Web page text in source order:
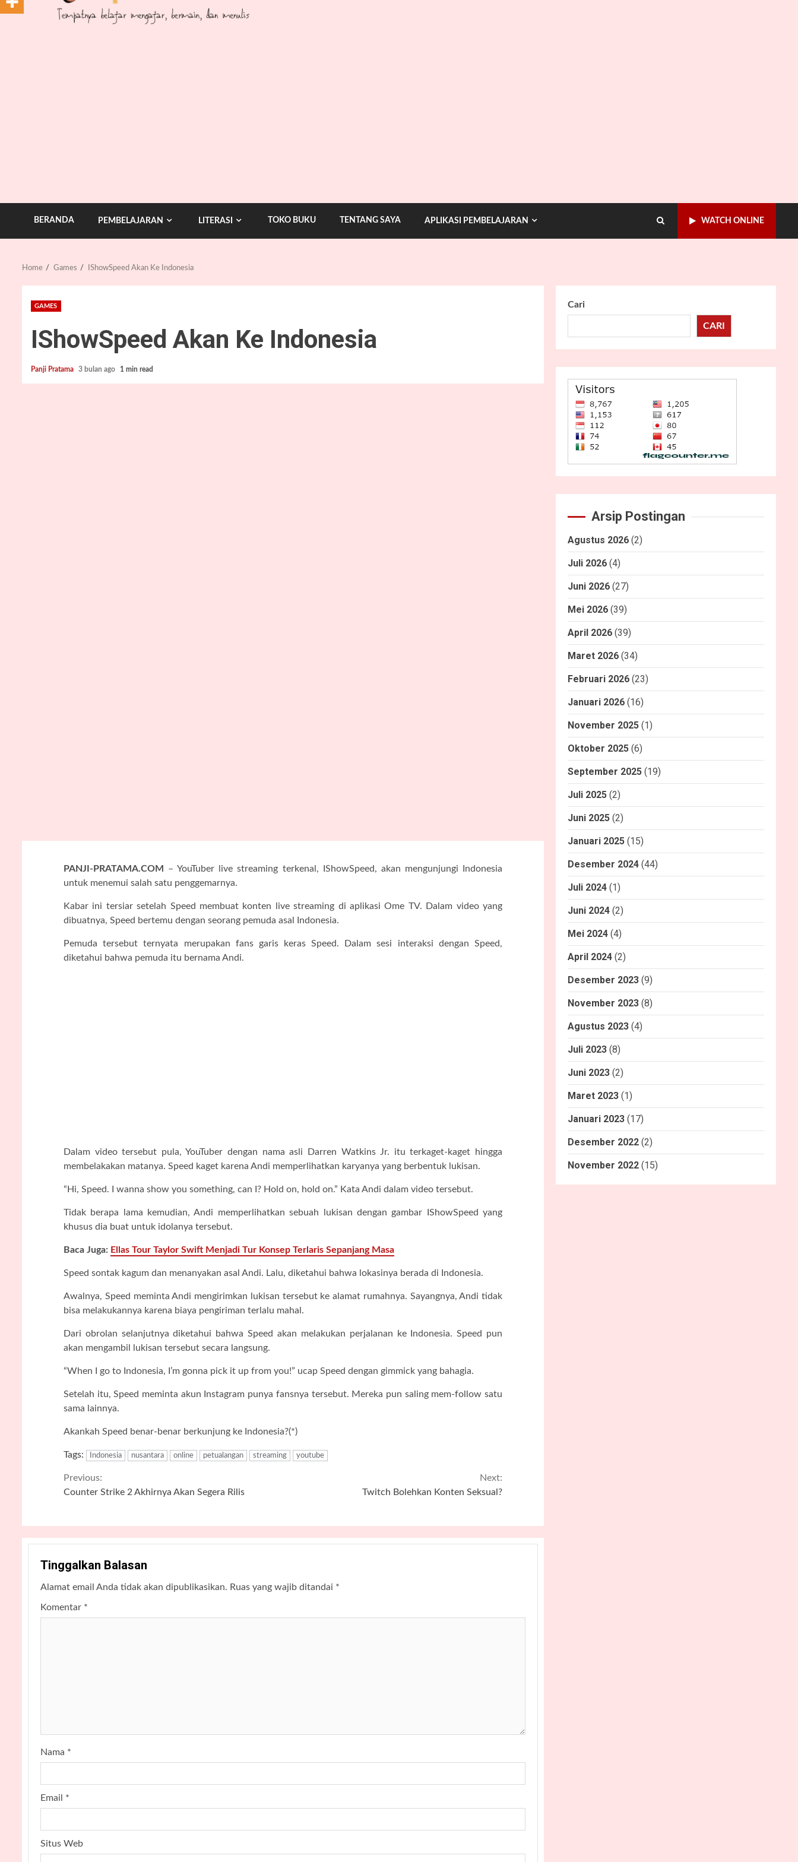
BERANDA PEMBELAJARAN LITERASI TOKO BUKU TENTANG SAYA APLIKASI PEMBELAJARAN WATCH ONLINE
Home Games IShowSpeed Akan Ke Indonesia
GAMES
IShowSpeed Akan Ke Indonesia
Panji Pratama 3 bulan ago 1 min read
PANJI-PRATAMA.COM
– YouTuber live streaming terkenal, IShowSpeed, akan mengunjungi Indonesia
untuk menemui salah satu penggemarnya.
Kabar ini tersiar setelah Speed membuat konten live streaming di aplikasi Ome TV. Dalam video yang
dibuatnya, Speed bertemu dengan seorang pemuda asal Indonesia.
Pemuda tersebut ternyata merupakan fans garis keras Speed. Dalam sesi interaksi dengan Speed,
diketahui bahwa pemuda itu bernama Andi.
Dalam video tersebut pula, YouTuber dengan nama asli Darren Watkins Jr. itu terkaget-kaget hingga
membelakakan matanya. Speed kaget karena Andi memperlihatkan karyanya yang berbentuk lukisan.
“Hi, Speed. I wanna show you something, can I? Hold on, hold on.” Kata Andi dalam video tersebut.
Tidak berapa lama kemudian, Andi memperlihatkan sebuah lukisan dengan gambar IShowSpeed yang
khusus dia buat untuk idolanya tersebut.
Baca Juga: Ellas Tour Taylor Swift Menjadi Tur Konsep Terlaris Sepanjang Masa
Speed sontak kagum dan menanyakan asal Andi. Lalu, diketahui bahwa lokasinya berada di Indonesia.
Awalnya, Speed meminta Andi mengirimkan lukisan tersebut ke alamat rumahnya. Sayangnya, Andi tidak
bisa melakukannya karena biaya pengiriman terlalu mahal.
Dari obrolan selanjutnya diketahui bahwa Speed akan melakukan perjalanan ke Indonesia. Speed pun
akan mengambil lukisan tersebut secara langsung.
“When I go to Indonesia, I’m gonna pick it up from you!” ucap Speed dengan gimmick yang bahagia.
Setelah itu, Speed meminta akun Instagram punya fansnya tersebut. Mereka pun saling mem-follow satu
sama lainnya.
Akankah Speed benar-benar berkunjung ke Indonesia?(*)
Tags: Indonesia nusantara online petualangan streaming youtube
Continue
Previous:
Counter Strike 2 Akhirnya Akan Segera Rilis
Next:
Twitch Bolehkan Konten Seksual?
Tinggalkan Balasan
Alamat email Anda tidak akan dipublikasikan. Ruas yang wajib ditandai *
Komentar *
Nama *
Email *
Situs Web
Cari
CARI
Arsip Postingan
Agustus 2026 (2)
Juli 2026 (4)
Juni 2026 (27)
Mei 2026 (39)
April 2026 (39)
Maret 2026 (34)
Februari 2026 (23)
Januari 2026 (16)
November 2025 (1)
Oktober 2025 (6)
September 2025 (19)
Juli 2025 (2)
Juni 2025 (2)
Januari 2025 (15)
Desember 2024 (44)
Juli 2024 (1)
Juni 2024 (2)
Mei 2024 (4)
April 2024 (2)
Desember 2023 (9)
November 2023 (8)
Agustus 2023 (4)
Juli 2023 (8)
Juni 2023 (2)
Maret 2023 (1)
Januari 2023 (17)
Desember 2022 (2)
November 2022 (15)